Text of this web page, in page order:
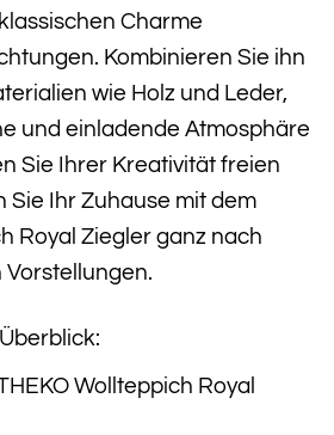
Charme
Kombinieren Sie ihn
wie Holz und Leder,
und einladende Atmosphäre
Sie Ihrer Kreativität freien
Sie Ihr Zuhause mit dem
Royal Ziegler ganz nach
Vorstellungen.
Wollteppich Royal